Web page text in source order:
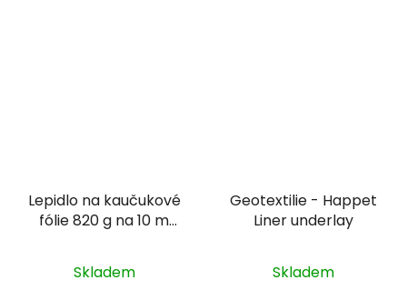
Lepidlo na kaučukové
fólie 820 g na 10 m
Skladem
Geotextilie - Happet
Liner underlay
Skladem